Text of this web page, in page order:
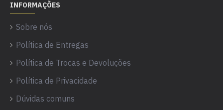
INFORMAÇÕES
Sobre nós
Política de Entregas
Política de Trocas e Devoluções
Política de Privacidade
Dúvidas comuns